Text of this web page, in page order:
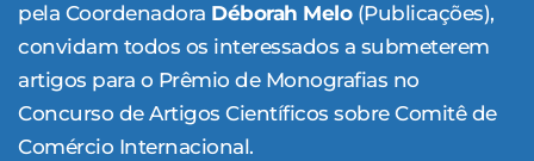
pela Coordenadora Déborah Melo(Publicações),
convidam todos os interessados a submeterem
artigos para o Prêmio de Monografias no
Concurso de Artigos Científicos sobre Comitê de
Comércio Internacional.